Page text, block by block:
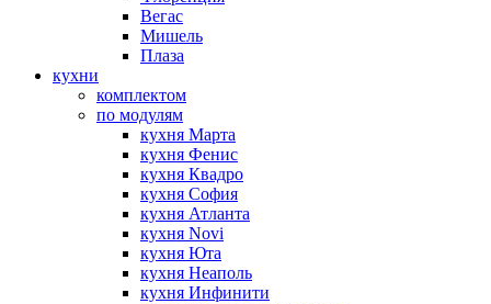
Вегас
Мишель
Плаза
кухни
комплектом
по модулям
кухня Марта
кухня Фенис
кухня Квадро
кухня София
кухня Атланта
кухня Novi
кухня Юта
кухня Неаполь
кухня Инфинити